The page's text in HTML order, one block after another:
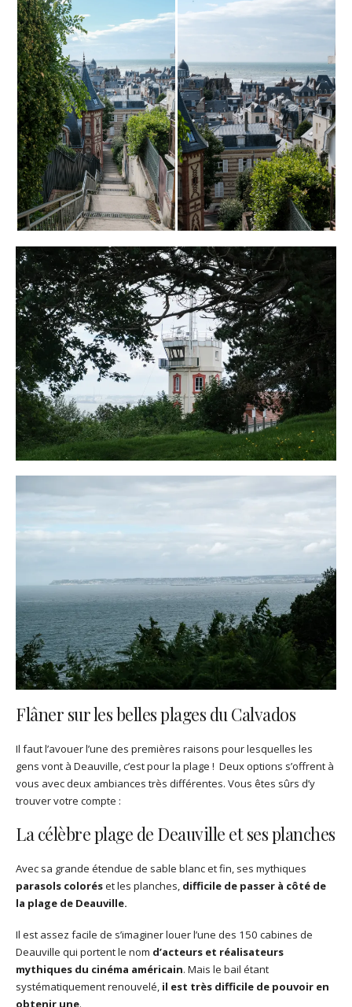
Flâner sur les belles plages du Calvados
Il faut l’avouer l’une des premières raisons pour lesquelles les
gens vont à Deauville, c’est pour la plage ! Deux options s’offrent à
vous avec deux ambiances très différentes. Vous êtes sûrs d’y
trouver votre compte :
La célèbre plage de Deauville et ses planches
Avec sa grande étendue de sable blanc et fin, ses mythiques
parasols coloréset les planches, difficile de passer à côté de
la plage de Deauville.
Il est assez facile de s’imaginer louer l’une des 150 cabines de
Deauville qui portent le nom d’acteurs et réalisateurs
mythiques du cinéma américain. Mais le bail étant
systématiquement renouvelé, il est très difficile de pouvoir en
obtenir une.